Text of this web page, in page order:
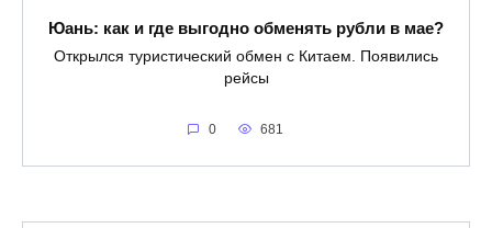
Юань: как и где выгодно обменять рубли в мае?
Открылся туристический обмен с Китаем. Появились
рейсы
0 681